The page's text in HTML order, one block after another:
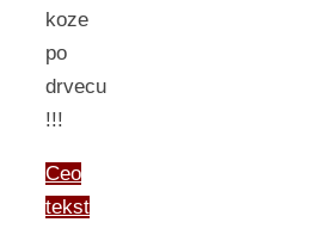
koze
po
drvecu
!!!
Ceo
tekst